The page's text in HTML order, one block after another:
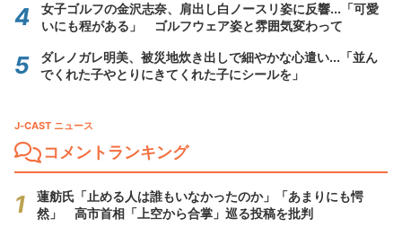
女子ゴルフの金沢志奈、肩出し白ノースリ姿に反響...「可愛
いにも程がある」 ゴルフウェア姿と雰囲気変わって
ダレノガレ明美、被災地炊き出しで細やかな心遣い...「並ん
でくれた子やとりにきてくれた子にシールを」
J-CAST ニュース
コメントランキング
蓮舫氏「止める人は誰もいなかったのか」「あまりにも愕
然」 高市首相「上空から合掌」巡る投稿を批判